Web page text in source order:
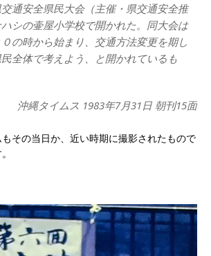
交通安全県民大会（主催・県交通安全推
シの壷屋小学校で開かれた。同大会は
の時から始まり、交通方法変更を期し
全体で考えよう、と開かれているも
沖縄タイムス 1983年7月31日 朝刊15面
その当日か、近い時期に撮影されたもので